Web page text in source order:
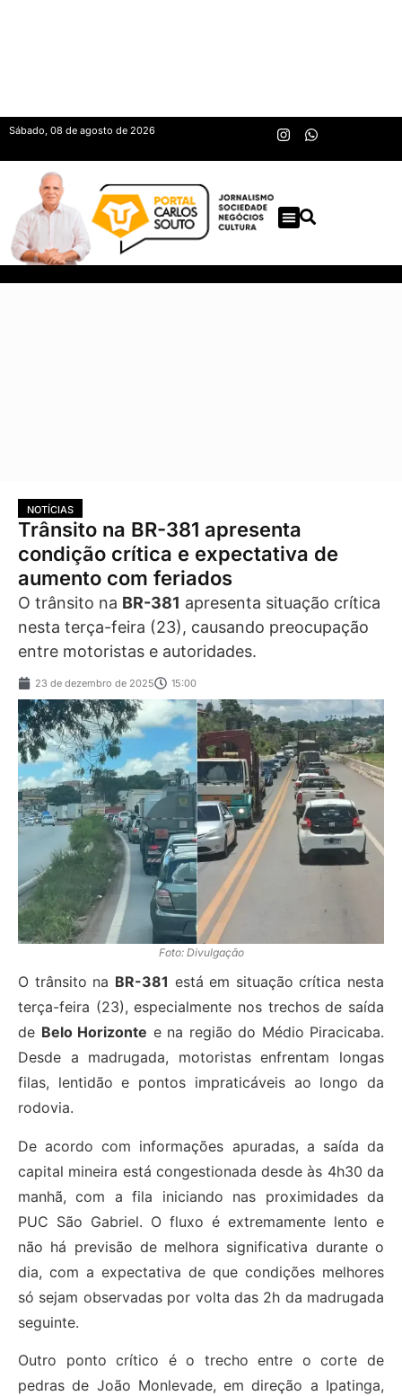
Sábado, 08 de agosto de 2026
NOTÍCIAS
Trânsito na BR-381 apresenta
condição crítica e expectativa de
aumento com feriados
O trânsito na BR-381 apresenta situação crítica
nesta terça-feira (23), causando preocupação
entre motoristas e autoridades.
23 de dezembro de 2025 15:00
Foto: Divulgação
O trânsito na BR-381 está em situação crítica nesta
terça-feira (23), especialmente nos trechos de saída
de Belo Horizonte e na região do Médio Piracicaba.
Desde a madrugada, motoristas enfrentam longas
filas, lentidão e pontos impraticáveis ao longo da
rodovia.
De acordo com informações apuradas, a saída da
capital mineira está congestionada desde às 4h30 da
manhã, com a fila iniciando nas proximidades da
PUC São Gabriel. O fluxo é extremamente lento e
não há previsão de melhora significativa durante o
dia, com a expectativa de que condições melhores
só sejam observadas por volta das 2h da madrugada
seguinte.
Outro ponto crítico é o trecho entre o corte de
pedras de João Monlevade, em direção a Ipatinga,